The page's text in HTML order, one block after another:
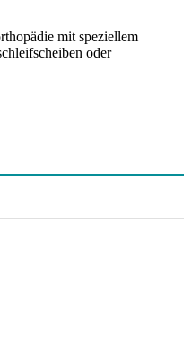
mit speziellem
oder